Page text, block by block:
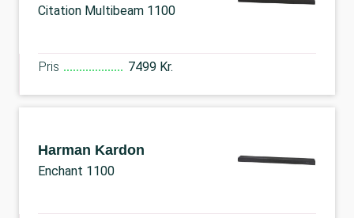
Citation Multibeam 1100
Pris 7499 Kr.
Harman Kardon
Enchant 1100